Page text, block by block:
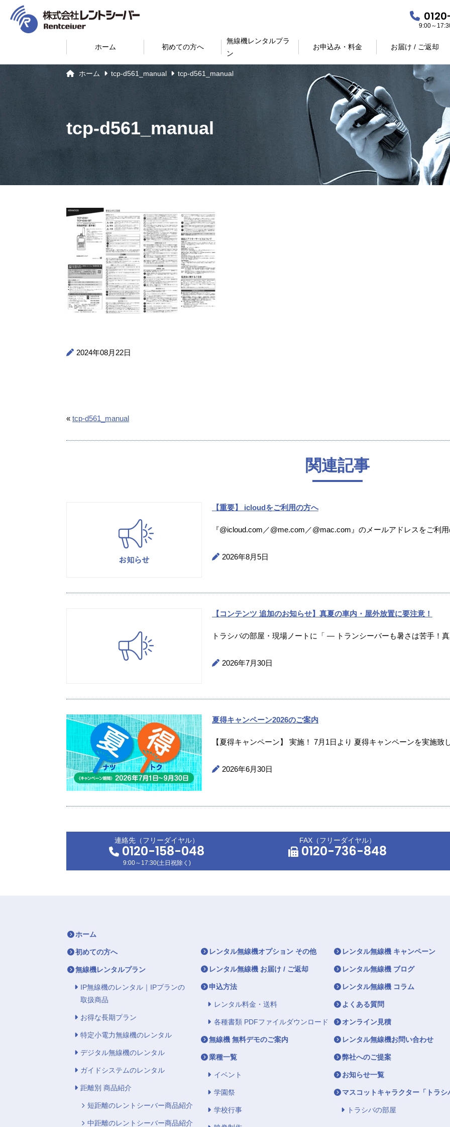
9:00～
ホーム 初めての方へ
無線機レンタルプラ
ン
お申込み・料金 お届け / ご返却
ホーム tcp-d561_manual tcp-d561_manual
tcp-d561_manual
2024年08月22日
« tcp-d561_manual
関連記事
【重要】 icloudをご利用の方へ
『@icloud.com／@me.com／@mac.com』のメールアドレスをご利
2026年8月5日
【コンテンツ 追加のお知らせ】真夏の車内・屋外放置に要注意！
トラシバの部屋・現場ノートに「 ― トランシーバーも暑さは苦手！
2026年7月30日
夏得キャンペーン2026のご案内
【夏得キャンペーン】 実施！ 7月1日より 夏得キャンペーンを実施致
2026年6月30日
連絡先（フリーダイヤル）
0120-158-048
9:00～17:30(土日祝除く)
FAX（フリーダイヤル）
0120-736-848
ホーム
初めての方へ
無線機レンタルプラン
IP無線機のレンタル｜IPプランの
取扱商品
お得な長期プラン
特定小電力無線機のレンタル
デジタル無線機のレンタル
ガイドシステムのレンタル
距離別 商品紹介
短距離のレントシーバー商品紹介
中距離のレントシーバー商品紹介
レンタル無線機オプション その他
レンタル無線機 お届け / ご返却
申込方法
レンタル料金・送料
各種書類 PDFファイルダウンロード
無線機 無料デモのご案内
業種一覧
イベント
学園祭
学校行事
レンタル無線機 キャンペーン
レンタル無線機 ブログ
レンタル無線機 コラム
よくある質問
オンライン見積
レンタル無線機お問い合わせ
弊社へのご提案
お知らせ一覧
マスコットキャラクター「トラシ
トラシバの部屋